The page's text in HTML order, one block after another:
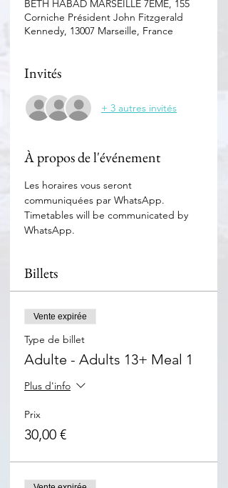
BETH HABAD MARSEILLE 7EME, 155
Corniche Président John Fitzgerald
Kennedy, 13007 Marseille, France
Invités
+ 3 autres invités
À propos de l'événement
Les horaires vous seront
communiquées par WhatsApp.
Timetables will be communicated by
WhatsApp.
Billets
Vente expirée
Type de billet
Adulte - Adults 13+ Meal 1
Plus d'info
Prix
30,00 €